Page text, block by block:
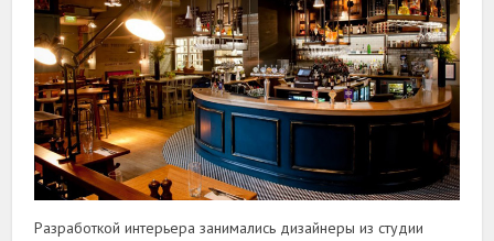
Разработкой интерьера занимались дизайнеры из студии